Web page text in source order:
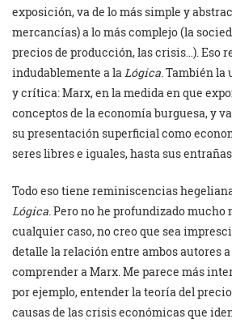
exposición, va de lo más simple y
mercancías) a lo más complejo (la
precios de producción, las crisis…). Eso
indudablemente a la Lógica . También
y crítica: Marx, en la medida en que
conceptos de la economía burguesa, y
su presentación superficial como
seres libres e iguales, hasta sus entrañas.
Todo eso tiene reminiscencias
Lógica . Pero no he profundizado mucho
cualquier caso, no creo que sea
detalle la relación entre ambos autores
comprender a Marx. Me parece más
por ejemplo, entender la teoría del
causas de las crisis económicas que